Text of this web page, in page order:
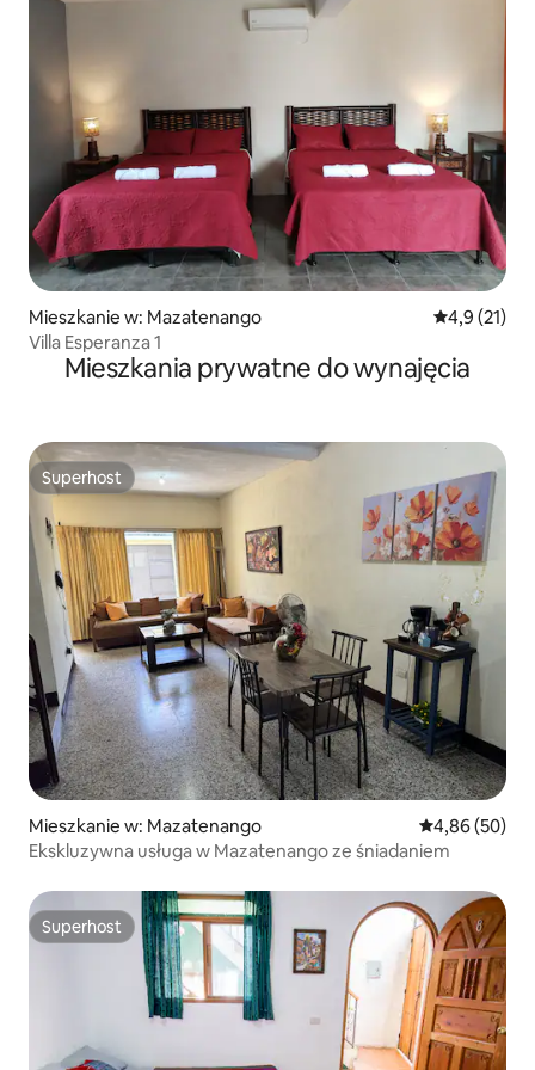
Mieszkanie w: Mazatenango Średnia
4,9 (21)
Villa Esperanza 1
Mieszkania prywatne do wynajęcia
Superhost
Superhost
Mieszkanie w: Mazatenango Średnia
4,86 (50)
Ekskluzywna usługa w Mazatenango ze śniadaniem
Superhost
Superhost